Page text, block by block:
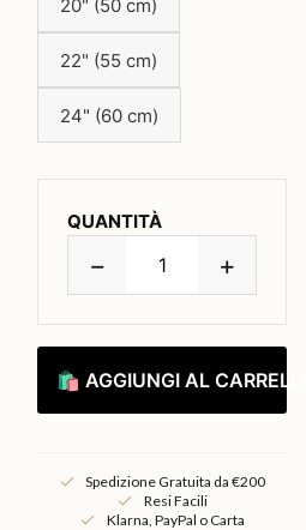
20" (50 cm)
22" (55 cm)
24" (60 cm)
QUANTITÀ
− +
🛍 AGGIUNGI AL
Spedizione Gratuita da €200
Resi Facili
Klarna, PayPal o Carta